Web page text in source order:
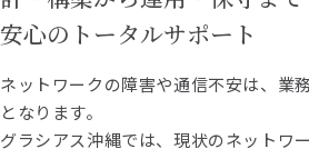
安心のトータルサポート
ネットワークの障害や通信不安は、業
となります。
グラシアス沖縄では、現状のネットワ